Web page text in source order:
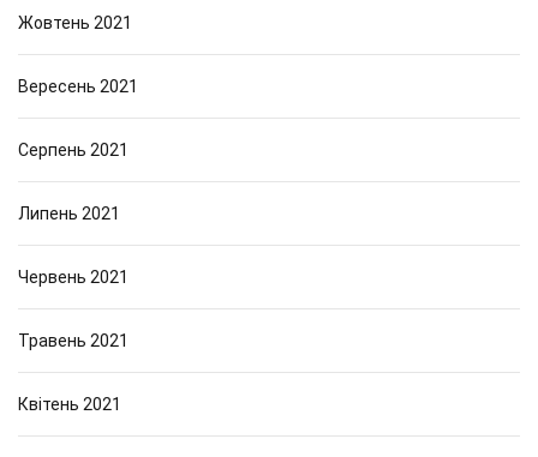
Жовтень 2021
Вересень 2021
Серпень 2021
Липень 2021
Червень 2021
Травень 2021
Квітень 2021